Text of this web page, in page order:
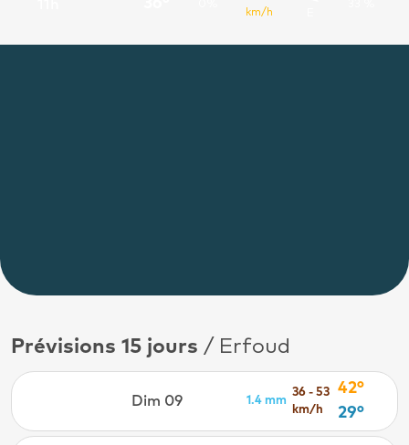
km/h
Prévisions 15 jours / Erfoud
Dim 09 1.4 mm
36 - 53
km/h
42°
29°